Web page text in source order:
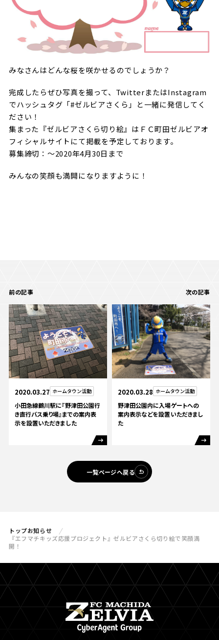
みなさんはどんな桜を咲かせるのでしょうか？
完成したらぜひ写真を撮って、TwitterまたはInstagram
でハッシュタグ「#ゼルビアさくら」と一緒に発信してく
ださい！
集まった『ゼルビアさくら切り絵』はＦＣ町田ゼルビアオ
フィシャルサイトにて掲載を予定しております。
募集締切：～2020年4月30日まで
みんなの笑顔も満開になりますように！
前の記事
2020.03.27 ホームタウン活動
小田急線鶴川駅に『野津田公園行
き直行バス乗り場』までの案内表
示を設置いただきました
次の記事
2020.03.28 ホームタウン活動
野津田公園内に入場ゲートへの
案内表示などを設置いただきまし
た
一覧ページへ戻る
トップお知らせ
『エフマチキッズ応援プロジェクト』ゼルビアさくら切り絵で笑顔満
開！